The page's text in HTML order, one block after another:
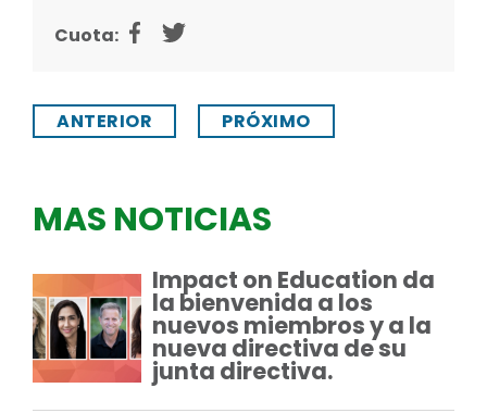
Cuota:
ANTERIOR PRÓXIMO
MAS NOTICIAS
Impact on Education da
la bienvenida a los
nuevos miembros y a la
nueva directiva de su
junta directiva.